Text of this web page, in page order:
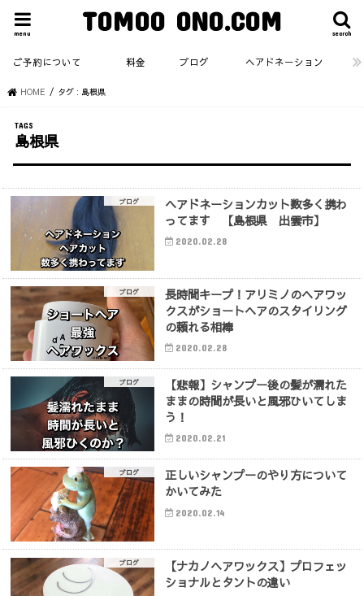
TOMOO ONO.COM search
menu
ご予約について 料金 ブログ ヘアドネーション
HOME タグ : 島根県
島根県
ブログ
ヘアドネーションカット数多く携わ
ってます 【島根県 出雲市】
2020.02.28
ブログ
長時間キープ！アリミノのヘアワッ
クスがショートヘアのスタイリング
の頼れる相棒
2020.02.28
ブログ
【悲報】シャンプー後の髪が濡れた
ままの時間が長いと風邪ひいてしま
う！
2020.02.21
ブログ
正しいシャンプーのやり方について
かいてみた
2020.02.14
ブログ
【ナカノヘアワックス】プロフェッ
ショナルとタントの違い